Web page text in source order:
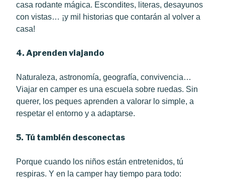
casa rodante mágica. Escondites, literas, desayunos
con vistas… ¡y mil historias que contarán al volver a
casa!
4. Aprenden viajando
Naturaleza, astronomía, geografía, convivencia…
Viajar en camper es una escuela sobre ruedas. Sin
querer, los peques aprenden a valorar lo simple, a
respetar el entorno y a adaptarse.
5. Tú también desconectas
Porque cuando los niños están entretenidos, tú
respiras. Y en la camper hay tiempo para todo: